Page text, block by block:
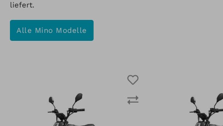
liefert.
Alle Mino Modelle